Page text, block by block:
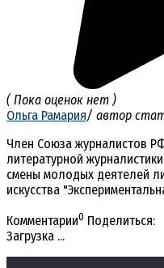
( Пока оценок нет )
Ольга Рамария/ автор
Член Союза журналистов
литературной
смены молодых деятелей
искусства
Комментарии0 Поделиться:
Загрузка ...